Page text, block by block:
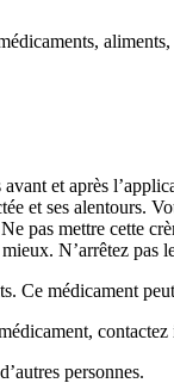
et après
et ses alentours.
pas mettre cette
N’arrêtez pas
Ce médicament
personnes.